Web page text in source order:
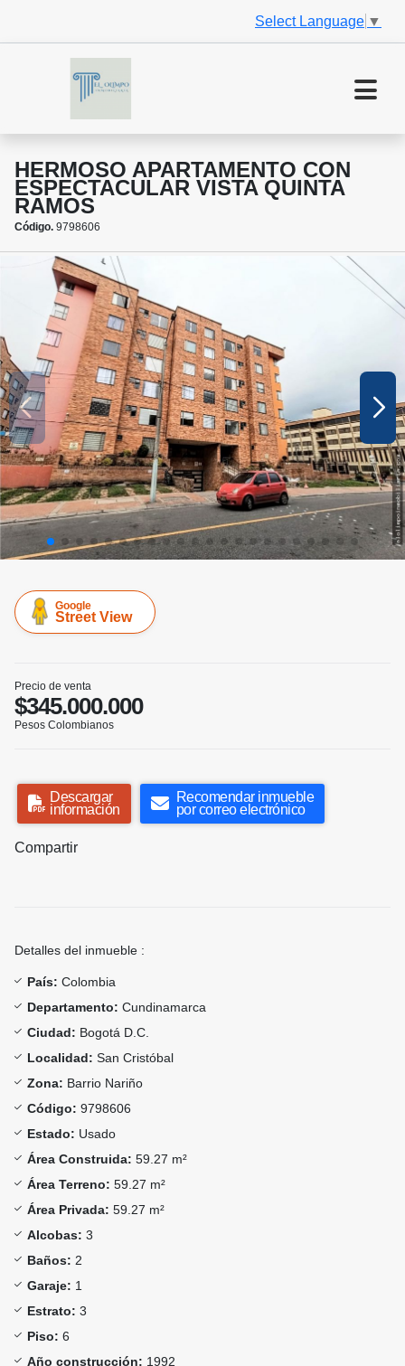
Select Language ▼
HERMOSO APARTAMENTO CON
ESPECTACULAR VISTA QUINTA
RAMOS
Código. 9798606
Google
Street View
Precio de venta
$345.000.000
Pesos Colombianos
Descargar
información
Recomendar inmueble
por correo electrónico
Compartir
Detalles del inmueble :
País: Colombia
Departamento: Cundinamarca
Ciudad: Bogotá D.C.
Localidad: San Cristóbal
Zona: Barrio Nariño
Código: 9798606
Estado: Usado
Área Construida: 59.27 m²
Área Terreno: 59.27 m²
Área Privada: 59.27 m²
Alcobas: 3
Baños: 2
Garaje: 1
Estrato: 3
Piso: 6
Año construcción: 1992